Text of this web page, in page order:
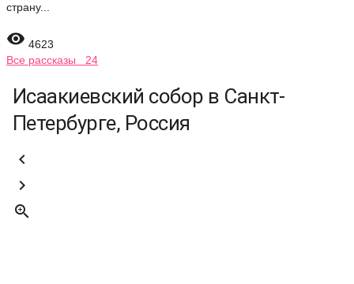
страну...
 4623
Все рассказы 24
Исаакиевский собор в Санкт-
Петербурге, Россия


